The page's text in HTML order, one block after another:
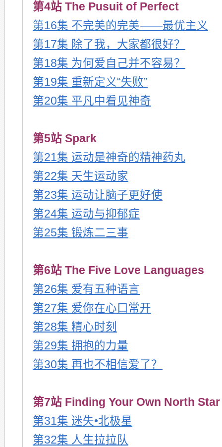
第4站 The Pusuit of Perfect
第16集 不完美的完美——最优主义
第17集 除了我，大家都很好？
第18集 为何爱自己并不容易？
第19集 重新定义“失败”
第20集 平凡中看见神奇
第5站 Spark
第21集 运动是神奇的精神药丸
第22集 天生运动家
第23集 运动让脑子更好使
第24集 运动与抑郁症
第25集 锻炼二三事
第6站 The Five Love Languages
第26集 爱有五种语言
第27集 爱你在心口常开
第28集 精心时刻
第29集 拥抱的力量
第30集 再也不相信爱了？
第7站 Finding Your Own North Star
第31集 迷失•北极星
第32集 人生拉拉队